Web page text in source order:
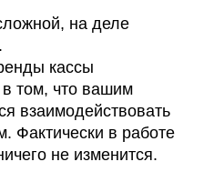
на деле
кассы
в том, что вашим
взаимодействовать
Фактически в работе
не изменится.